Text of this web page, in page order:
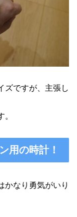
ズですが、主張し
用の時計！
かなり勇気がいり